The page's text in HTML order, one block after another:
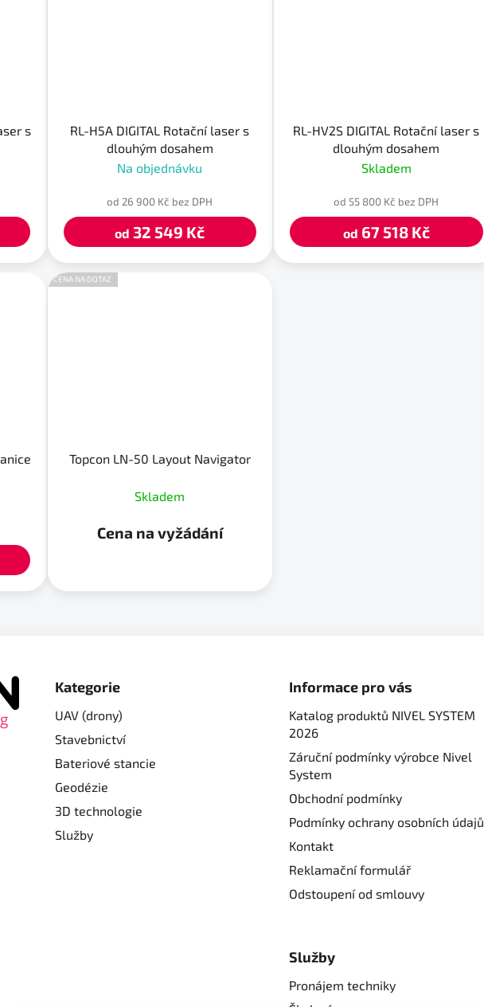
s
RL-H5A DIGITAL Rotační laser s
dlouhým dosahem
Na objednávku
od 26 900 Kč bez DPH
od 32 549 Kč
RL-HV2S DIGITAL Rotační laser s
dlouhým dosahem
Skladem
od 55 800 Kč bez DPH
od 67 518 Kč
CENA NA DOTAZ
Topcon LN-50 Layout Navigator
Skladem
Cena na vyžádání
Kategorie
UAV (drony)
Stavebnictví
Bateriové stancie
Geodézie
3D technologie
Služby
Informace pro vás
Katalog produktů NIVEL SYSTEM
2026
Záruční podmínky výrobce Nivel
System
Obchodní podmínky
Podmínky ochrany osobních údajů
Kontakt
Reklamační formulář
Odstoupení od smlouvy
Služby
Pronájem techniky